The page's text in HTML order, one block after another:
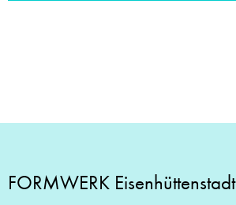
FORMWERK Eisenhüttenstadt